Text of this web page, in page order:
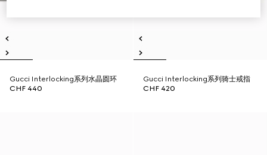
Gucci Interlocking系列水晶圆环
CHF 440
Gucci Interlocking系列骑士戒指
CHF 420